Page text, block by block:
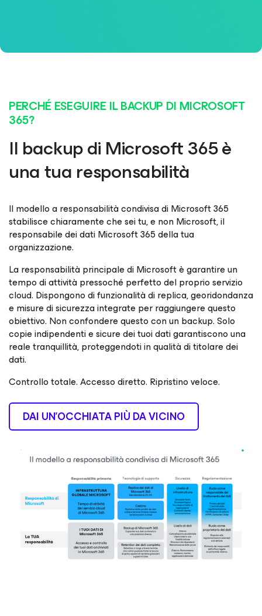
PERCHÉ ESEGUIRE IL BACKUP DI MICROSOFT
365?
Il backup di Microsoft 365 è
una tua responsabilità
Il modello a responsabilità condivisa di Microsoft 365
stabilisce chiaramente che sei tu, e non Microsoft, il
responsabile dei dati Microsoft 365 della tua
organizzazione.
La responsabilità principale di Microsoft è garantire un
tempo di attività pressoché perfetto del proprio servizio
cloud. Dispongono di funzionalità di replica, georidondanza
e misure di sicurezza integrate per raggiungere questo
obiettivo. Non confondere questo con un backup. Solo
copie indipendenti e sicure dei tuoi dati garantiscono una
reale tranquillità, proteggendoti in qualità di titolare dei
dati.
Controllo totale. Accesso diretto. Ripristino veloce.
DAI UN'OCCHIATA PIÙ DA VICINO